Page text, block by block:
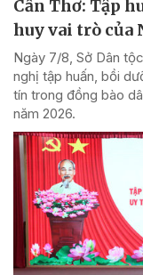
Cần Thơ: Tập
huy vai trò của
Ngày 7/8, Sở Dân
nghị tập huấn, bồi
tín trong đồng bào
năm 2026.